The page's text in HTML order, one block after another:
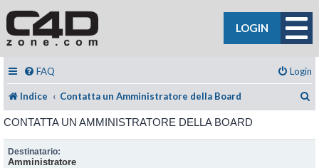
LOGIN
FAQ Login
Indice Contatta un Amministratore della Board
CONTATTA UN AMMINISTRATORE DELLA BOARD
Destinatario:
Amministratore